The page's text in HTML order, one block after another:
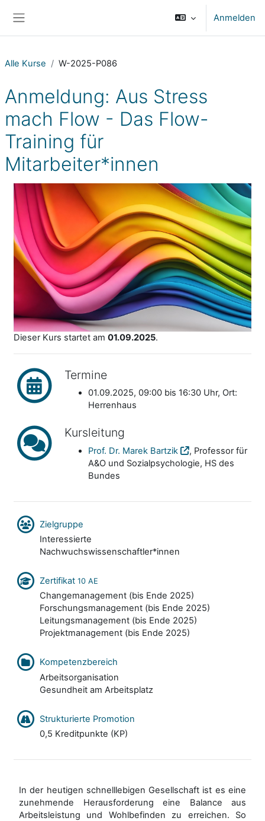
Anmelden
Alle Kurse W-2025-P086
Anmeldung: Aus Stress
mach Flow - Das Flow-
Training für
Mitarbeiter*innen
Dieser Kurs startet am 01.09.2025.
Termine
01.09.2025, 09:00 bis 16:30 Uhr, Ort:
Herrenhaus
Kursleitung
Prof. Dr. Marek Bartzik
, Professor für
A&O und Sozialpsychologie, HS des
Bundes
Zielgruppe
Interessierte
Nachwuchswissenschaftler*innen
Zertifikat 10 AE
Changemanagement (bis Ende 2025)
Forschungsmanagement (bis Ende 2025)
Leitungsmanagement (bis Ende 2025)
Projektmanagement (bis Ende 2025)
Kompetenzbereich
Arbeitsorganisation
Gesundheit am Arbeitsplatz
Strukturierte Promotion
0,5 Kreditpunkte (KP)
In der heutigen schnelllebigen Gesellschaft ist es eine
zunehmende Herausforderung eine Balance aus
Arbeitsleistung und Wohlbefinden zu erreichen. So